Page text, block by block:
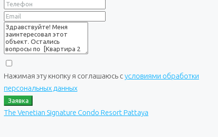
Нажимая эту кнопку я соглашаюсь сусловиями обработки
персональных данных
Заявка
The Venetian Signature Condo Resort Pattaya